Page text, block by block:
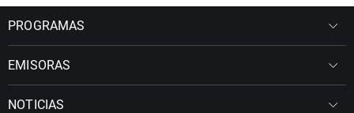
PROGRAMAS
EMISORAS
NOTICIAS